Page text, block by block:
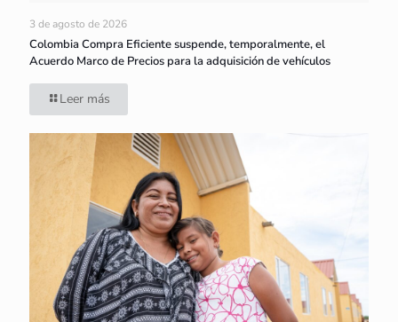
3 de agosto de 2026
Colombia Compra Eficiente suspende, temporalmente, el
Acuerdo Marco de Precios para la adquisición de vehículos
Leer más